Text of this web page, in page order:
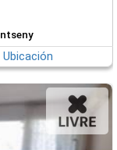
Ubicación